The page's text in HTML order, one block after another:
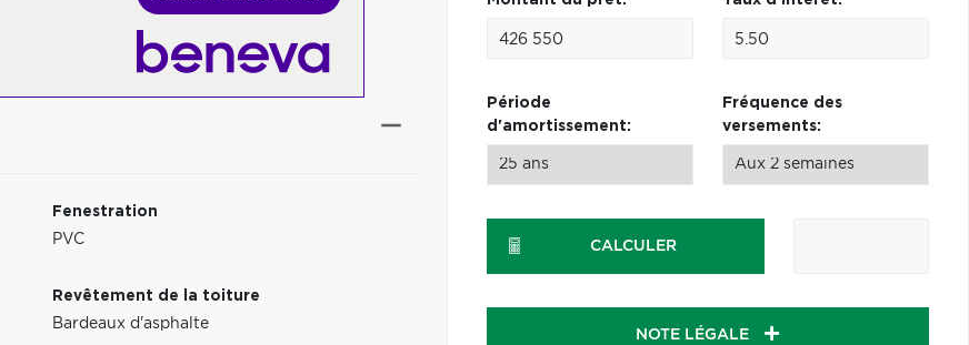
Fenestration
PVC
Revêtement de la toiture
Bardeaux d'asphalte
Période
d'amortissement:
Fréquence des
versements:
CALCULER
NOTE LÉGALE